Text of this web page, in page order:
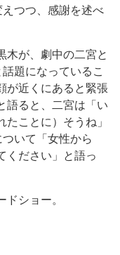
えつつ、感謝を述べ
が、劇中の二宮と
題になっているこ
が近くにあると緊張
語ると、二宮は「い
ことに）そうね」
ついて「女性から
ください」と語っ
ショー。